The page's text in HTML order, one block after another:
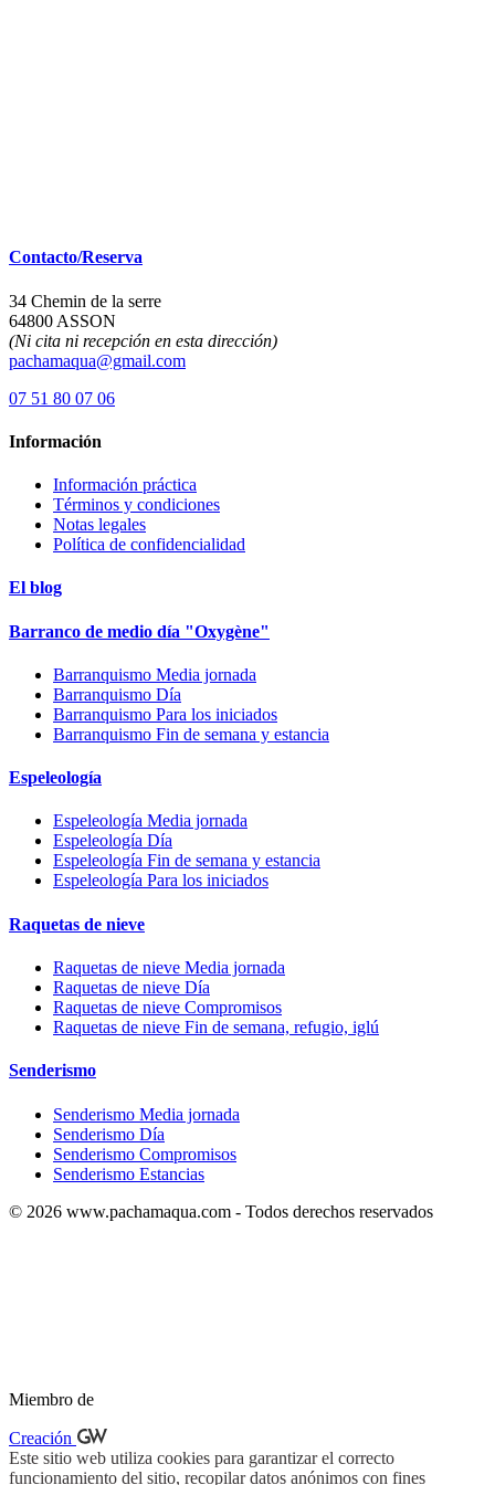
Contacto/Reserva
34 Chemin de la serre
64800 ASSON
(Ni cita ni recepción en esta dirección)
pachamaqua@gmail.com
07 51 80 07 06
Información
Información práctica
Términos y condiciones
Notas legales
Política de confidencialidad
El blog
Barranco de medio día "Oxygène"
Barranquismo Media jornada
Barranquismo Día
Barranquismo Para los iniciados
Barranquismo Fin de semana y estancia
Espeleología
Espeleología Media jornada
Espeleología Día
Espeleología Fin de semana y estancia
Espeleología Para los iniciados
Raquetas de nieve
Raquetas de nieve Media jornada
Raquetas de nieve Día
Raquetas de nieve Compromisos
Raquetas de nieve Fin de semana, refugio, iglú
Senderismo
Senderismo Media jornada
Senderismo Día
Senderismo Compromisos
Senderismo Estancias
© 2026 www.pachamaqua.com - Todos derechos reservados
Miembro de
Creación
Este sitio web utiliza cookies para garantizar el correcto
funcionamiento del sitio, recopilar datos anónimos con fines